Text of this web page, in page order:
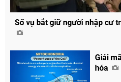
Số vụ bắt giữ người nhập cư
Giải
hóa